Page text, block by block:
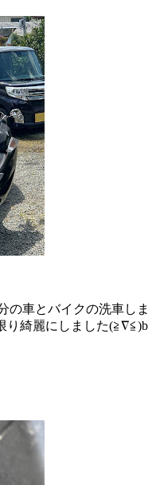
の車とバイクの洗車しま
り綺麗にしました(≧∇≦)b